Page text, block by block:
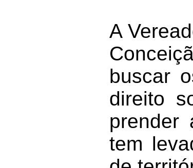
A
buscar
direito
prender
tem